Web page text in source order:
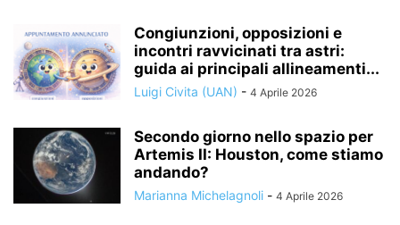
Congiunzioni, opposizioni e
incontri ravvicinati tra astri:
guida ai principali allineamenti...
Luigi Civita (UAN) - 4 Aprile 2026
Secondo giorno nello spazio per
Artemis II: Houston, come stiamo
andando?
Marianna Michelagnoli - 4 Aprile 2026